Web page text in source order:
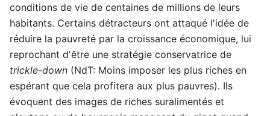
conditions de vie de centaines de millions de leurs
habitants. Certains détracteurs ont attaqué l'idée de
réduire la pauvreté par la croissance économique, lui
reprochant d'être une stratégie conservatrice de
trickle-down (NdT: Moins imposer les plus riches en
espérant que cela profitera aux plus pauvres). Ils
évoquent des images de riches suralimentés et